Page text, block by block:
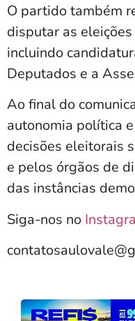
O partido também
disputar as
incluindo
Deputados e a
Ao final do
autonomia política
decisões eleitorais
e pelos órgãos de
das instâncias
Siga-nos no